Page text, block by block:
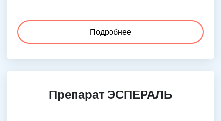
Подробнее
Препарат ЭСПЕРАЛЬ